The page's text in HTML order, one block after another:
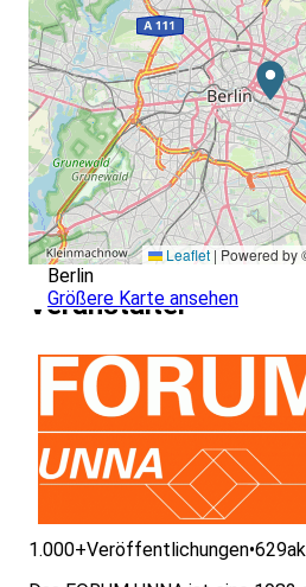
Leaflet | Powered by
Berlin
Größere Karte ansehen
Veranstalter
1.000+Veröffentlichungen•629